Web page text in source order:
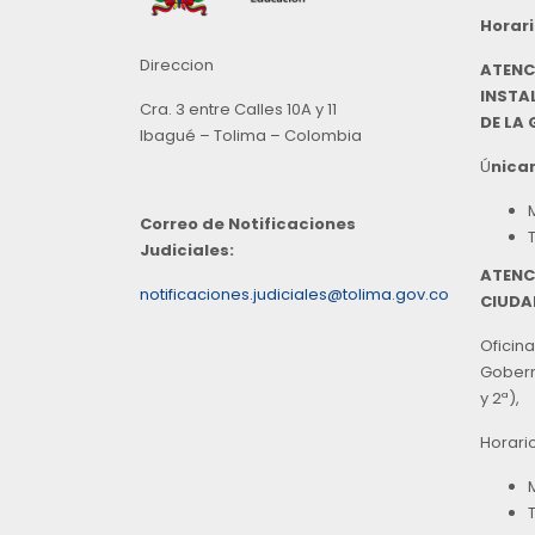
Direccion
Cra. 3 entre Calles 10A y 11
Ibagué – Tolima – Colombia
Correo de Notificaciones
Judiciales:
notificaciones.judiciales@tolima.gov.co
DE LA
Ú
y 2ª),